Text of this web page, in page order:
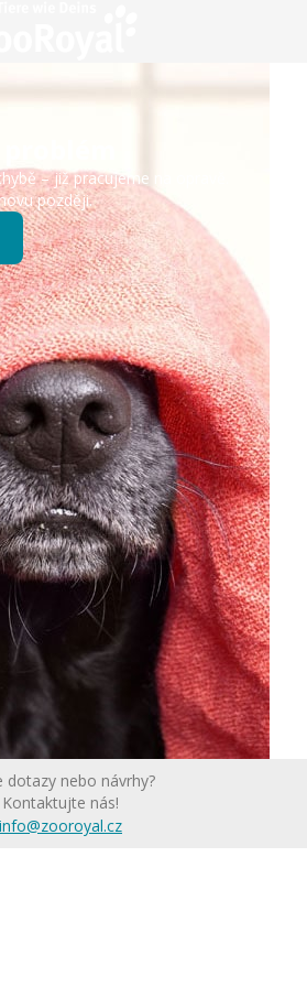
– již pracujeme na opravě.
později.
dotazy nebo návrhy?
Kontaktujte nás!
info@zooroyal.cz